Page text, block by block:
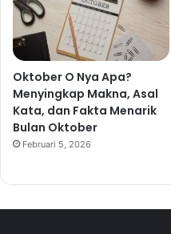
Oktober O Nya Apa?
Menyingkap Makna, Asal
Kata, dan Fakta Menarik
Bulan Oktober
Februari 5, 2026